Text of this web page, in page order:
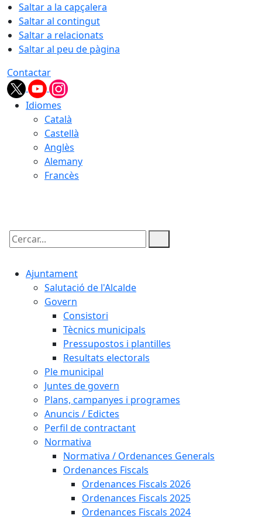
Saltar a la capçalera
Saltar al contingut
Saltar a relacionats
Saltar al peu de pàgina
Contactar
Idiomes
Català
Castellà
Anglès
Alemany
Francès
Cercar:
Ajuntament
Salutació de l'Alcalde
Govern
Consistori
Tècnics municipals
Pressupostos i plantilles
Resultats electorals
Ple municipal
Juntes de govern
Plans, campanyes i programes
Anuncis / Edictes
Perfil de contractant
Normativa
Normativa / Ordenances Generals
Ordenances Fiscals
Ordenances Fiscals 2026
Ordenances Fiscals 2025
Ordenances Fiscals 2024